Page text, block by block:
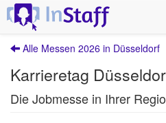
Alle Messen 2026 in Düsseldorf
Karrieretag
Die Jobmesse in Ihrer